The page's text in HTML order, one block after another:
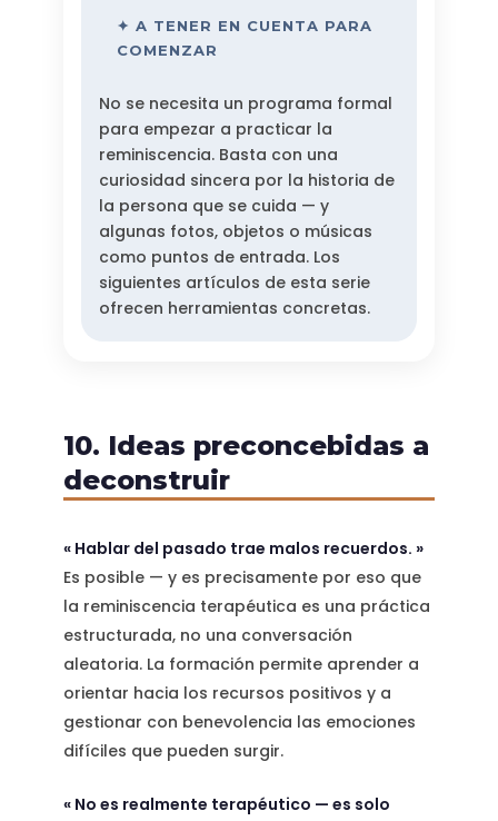
✦ A TENER EN CUENTA PARA
COMENZAR
No se necesita un programa formal
para empezar a practicar la
reminiscencia. Basta con una
curiosidad sincera por la historia de
la persona que se cuida — y
algunas fotos, objetos o músicas
como puntos de entrada. Los
siguientes artículos de esta serie
ofrecen herramientas concretas.
10. Ideas preconcebidas a
deconstruir
« Hablar del pasado trae malos recuerdos. »
Es posible — y es precisamente por eso que
la reminiscencia terapéutica es una práctica
estructurada, no una conversación
aleatoria. La formación permite aprender a
orientar hacia los recursos positivos y a
gestionar con benevolencia las emociones
difíciles que pueden surgir.
« No es realmente terapéutico — es solo